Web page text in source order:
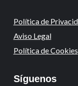
Política de
Aviso Legal
Política de Cookies
Síguenos